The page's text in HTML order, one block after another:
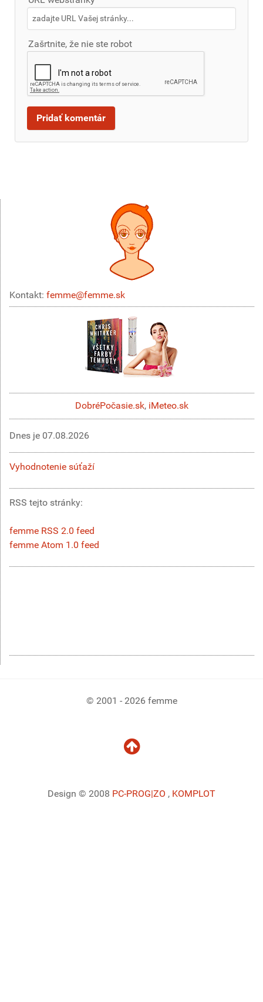
Zašrtnite, že nie ste robot
Kontakt: femme@femme.sk
DobréPočasie.sk, iMeteo.sk
Dnes je 07.08.2026
Vyhodnotenie súťaží
RSS tejto stránky:
femme RSS 2.0 feed
femme Atom 1.0 feed
© 2001 - 2026 femme
Design © 2008 PC-PROG|ZO , KOMPLOT